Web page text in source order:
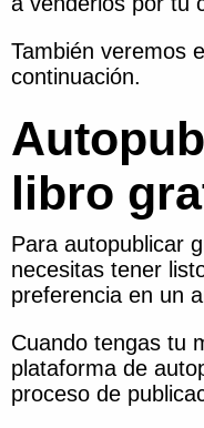
También veremos
continuación.
libro
Para autopublicar
necesitas tener
preferencia en un
Cuando tengas tu
plataforma de
proceso de